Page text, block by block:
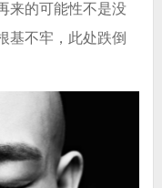
来的可能性不是没
基不牢，此处跌倒